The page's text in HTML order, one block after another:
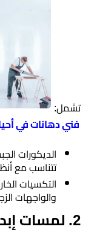
ديكورات
جبس
ورق
بالجدران
تشمل:
فني دهانات في
​الديكورات
تتناسب مع
​التكسيات
والواجهات
​2. لمسات إبداعية في شمال الرياض